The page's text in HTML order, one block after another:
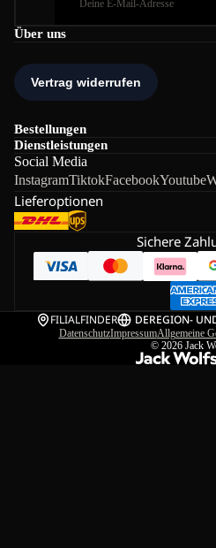
Über uns
Bestellungen
Dienstleistungen
Social Media
InstagramTiktokFacebookYoutube
Lieferoptionen
Sichere
FILIALFINDER DEREGION-
DatenschutzImpressumAllgemeine
© 2026 Jack